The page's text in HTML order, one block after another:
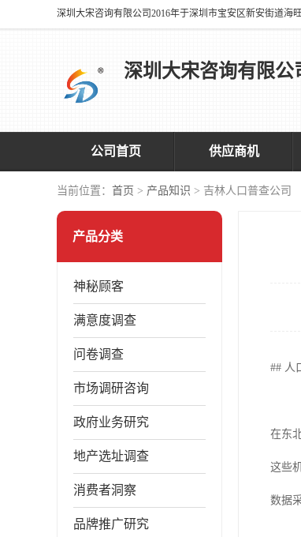
深圳大宋咨询有限公
公司首页 供应商机
当前位置： 首页 > 产品知识 > 吉林人口普查公司
产品分类
神秘顾客
满意度调查
问卷调查
市场调研咨询
政府业务研究
地产选址调查
消费者洞察
品牌推广研究
## 人
在东
这些
数据